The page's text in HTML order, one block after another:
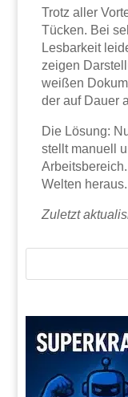
Trotz aller
Tücken. Bei
Lesbarkeit
zeigen
weißen
der auf Dauer
Die Lösung:
stellt manuell
Welten heraus.
Zuletzt